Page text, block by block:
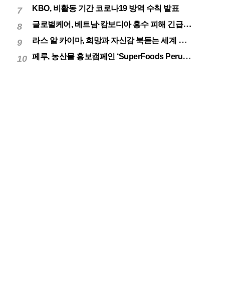
7 KBO, 비활동 기간 코로나19 방역 수칙 발표
8 글로벌케어, 베트남·캄보디아 홍수 피해 긴급구호 실시
9 라스 알 카이마, 희망과 자신감 북돋는 세계 최대 불꽃놀이
10 페루, 농산물 홍보캠페인 ‘SuperFoods Peru’ 아시아 진출개척